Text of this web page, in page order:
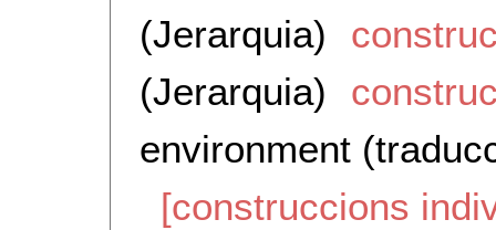
(Jerarquia)
(Jerarquia)
environment
[construccions